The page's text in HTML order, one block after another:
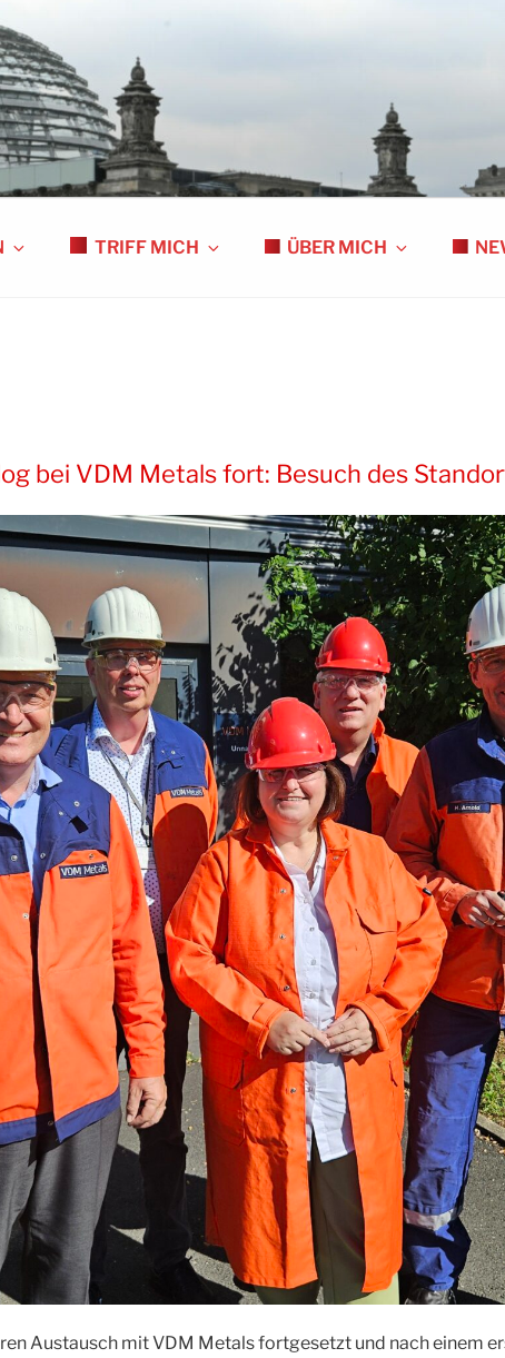
TRIFF MICH ÜBER MICH
bei VDM Metals fort: Besuch des
Austausch mit VDM Metals fortgesetzt und nach einem